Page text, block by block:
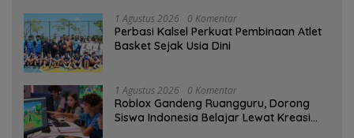
1 Agustus 2026 0 Komentar
Perbasi Kalsel Perkuat Pembinaan Atlet
Basket Sejak Usia Dini
1 Agustus 2026 0 Komentar
Roblox Gandeng Ruangguru, Dorong
Siswa Indonesia Belajar Lewat Kreasi